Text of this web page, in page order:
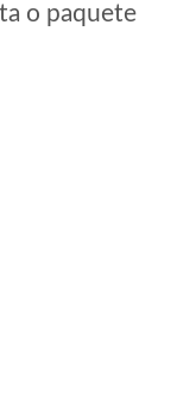
o paquete